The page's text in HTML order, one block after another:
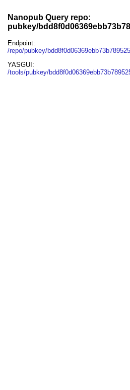
Nanopub Query repo:
pubkey/
Endpoint:
/repo/pubkey/
YASGUI:
/tools/pubkey/